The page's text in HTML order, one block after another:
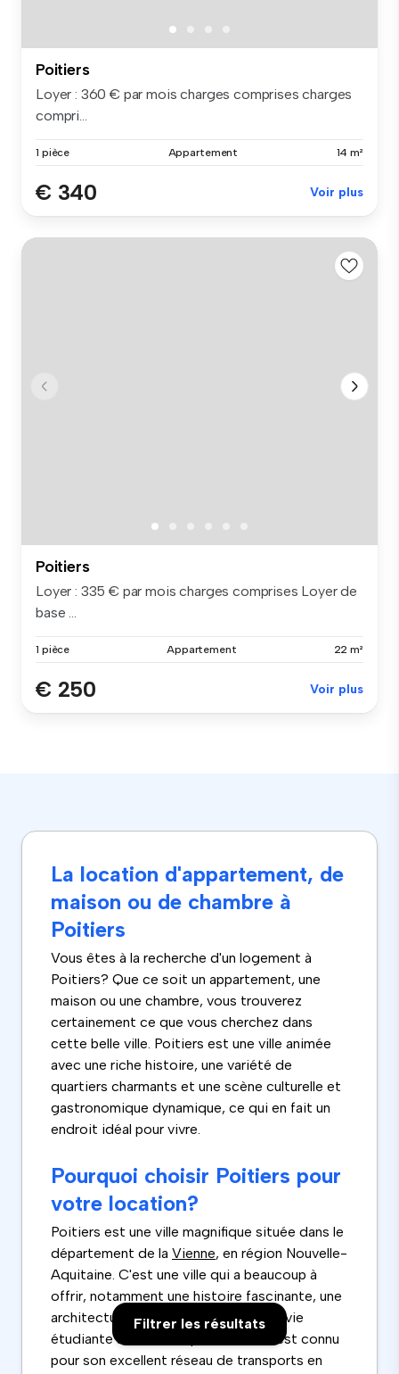
Filtrer les résultats
Poitiers
Loyer : 360 € par mois charges comprises charges
compri...
1 pièce Appartement 14 m²
€ 340 Voir plus
Poitiers
Loyer : 335 € par mois charges comprises Loyer de
base ...
1 pièce Appartement 22 m²
€ 250 Voir plus
La location d'appartement, de
maison ou de chambre à
Poitiers
Vous êtes à la recherche d'un logement à
Poitiers? Que ce soit un appartement, une
maison ou une chambre, vous trouverez
certainement ce que vous cherchez dans
cette belle ville. Poitiers est une ville animée
avec une riche histoire, une variété de
quartiers charmants et une scène culturelle et
gastronomique dynamique, ce qui en fait un
endroit idéal pour vivre.
Pourquoi choisir Poitiers pour
votre location?
Poitiers est une ville magnifique située dans le
département de la Vienne, en région Nouvelle-
Aquitaine. C'est une ville qui a beaucoup à
offrir, notamment une histoire fascinante, une
architecture impressionnante et une vie
étudiante animée. De plus, Poitiers est connu
pour son excellent réseau de transports en